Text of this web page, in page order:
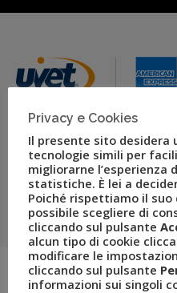
Uvet Global
Travel
Uvet Global Business
services and solutions for
mobility.
Privacy e Cookies
Il presente sito desidera
tecnologie simili per
migliorarne l’esperienza
statistiche. È lei a
Poiché rispettiamo il
possibile scegliere di
cliccando sul pulsante
alcun tipo di cookie
modificare le
cliccando sul pulsante
informazioni sui singoli